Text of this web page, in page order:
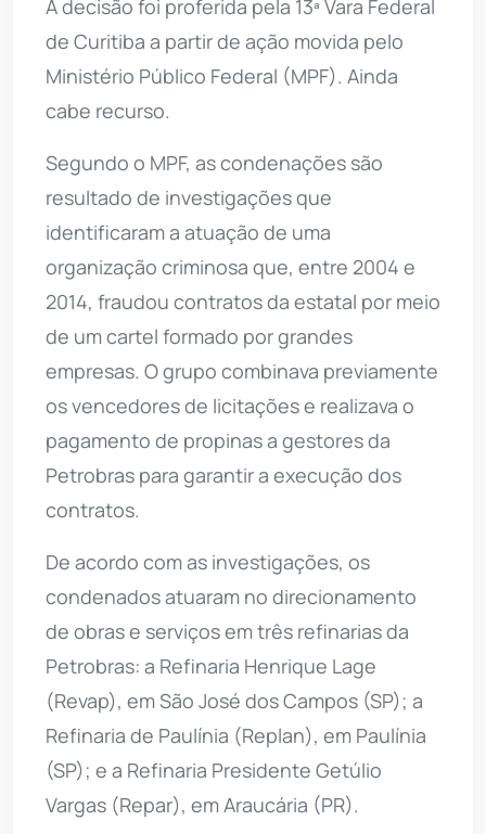
A decisão foi proferida pela 13ª Vara Federal
de Curitiba a partir de ação movida pelo
Ministério Público Federal (MPF). Ainda
cabe recurso.
Segundo o MPF, as condenações são
resultado de investigações que
identificaram a atuação de uma
organização criminosa que, entre 2004 e
2014, fraudou contratos da estatal por meio
de um cartel formado por grandes
empresas. O grupo combinava previamente
os vencedores de licitações e realizava o
pagamento de propinas a gestores da
Petrobras para garantir a execução dos
contratos.
De acordo com as investigações, os
condenados atuaram no direcionamento
de obras e serviços em três refinarias da
Petrobras: a Refinaria Henrique Lage
(Revap), em São José dos Campos (SP); a
Refinaria de Paulínia (Replan), em Paulínia
(SP); e a Refinaria Presidente Getúlio
Vargas (Repar), em Araucária (PR).